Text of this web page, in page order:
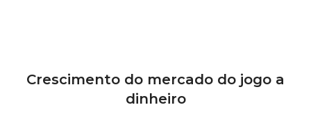
Crescimento do mercado do jogo a
dinheiro